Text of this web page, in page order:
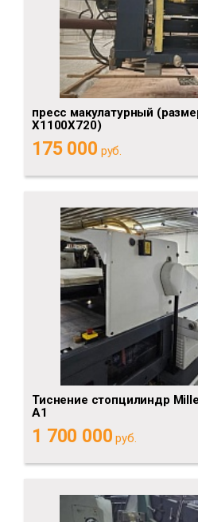
пресс макулатурный
Х1100Х720)
175 000 руб.
Тиснение стопцилиндр
А1
1 700 000 руб.